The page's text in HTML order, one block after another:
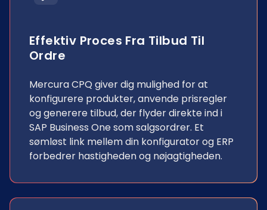
Effektiv Proces Fra Tilbud Til
Ordre
Mercura CPQ giver dig mulighed for at
konfigurere produkter, anvende prisregler
og generere tilbud, der flyder direkte ind i
SAP Business One som salgsordrer. Et
sømløst link mellem din konfigurator og ERP
forbedrer hastigheden og nøjagtigheden.